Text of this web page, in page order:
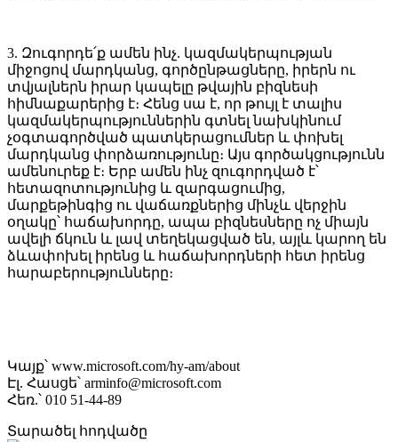
3. Զուգորդե՛ք ամեն ինչ. կազմակերպության
միջոցով մարդկանց, գործընթացները, իրերն ու
տվյալներն իրար կապելը թվային բիզնեսի
հիմնաքարերից է։ Հենց սա է, որ թույլ է տալիս
կազմակերպություններին գտնել նախկինում
չօգտագործված պատկերացումներ և փոխել
մարդկանց փորձառությունը։ Այս գործակցությունն
ամենուրեք է։ Երբ ամեն ինչ զուգորդված է՝
հետազոտությունից և զարգացումից,
մարքեթինգից ու վաճառքներից մինչև վերջին
օղակը՝ հաճախորդը, ապա բիզնեսները ոչ միայն
ավելի ճկուն և լավ տեղեկացված են, այլև կարող են
ձևափոխել իրենց և հաճախորդների հետ իրենց
հարաբերությունները։
Կայք՝ www.microsoft.com/hy-am/about
Էլ. Հասցե՝ arminfo@microsoft.com
Հեռ.՝ 010 51-44-89
Տարածել հոդվածը